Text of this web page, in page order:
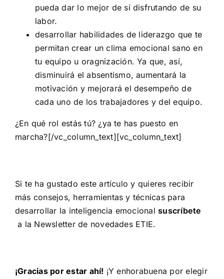
pueda dar lo mejor de sí disfrutando de su
labor.
desarrollar habilidades de liderazgo que te
permitan crear un clima emocional sano en
tu equipo u oragnización. Ya que, así,
disminuirá el absentismo, aumentará la
motivación y mejorará el desempeño de
cada uno de los trabajadores y del equipo.
¿En qué rol estás tú? ¿ya te has puesto en
marcha?[/vc_column_text][vc_column_text]
Si te ha gustado este artículo y quieres recibir
más consejos, herramientas y técnicas para
desarrollar la inteligencia emocionalsuscríbete
a la Newsletter de novedades ETIE.
¡Gracias por estar ahí! ¡Y enhorabuena por elegir